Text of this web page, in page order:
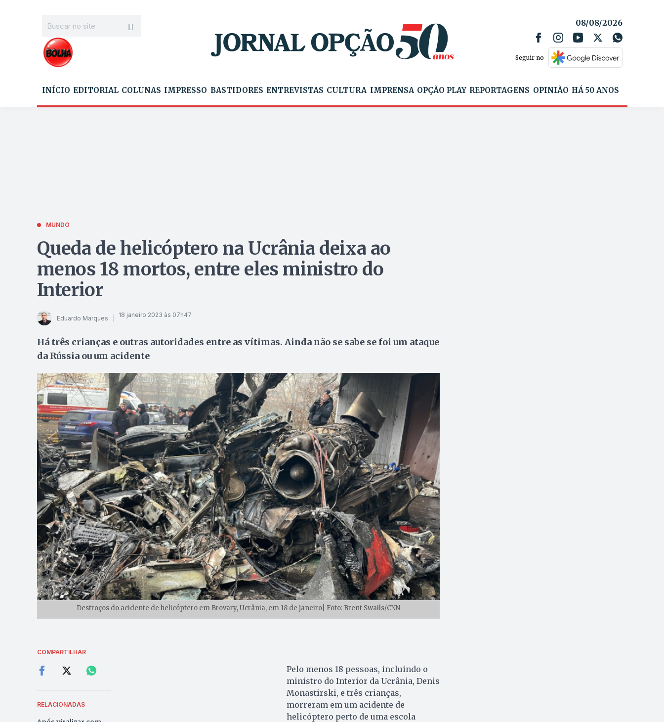
08/08/2026
Seguir no
INÍCIO EDITORIAL COLUNAS IMPRESSO BASTIDORES ENTREVISTAS CULTURA IMPRENSA OPÇÃO PLAY REPORTAGENS OPINIÃO HÁ 50 ANOS
MUNDO
Queda de helicóptero na Ucrânia deixa ao
menos 18 mortos, entre eles ministro do
Interior
Eduardo Marques 18 janeiro 2023 às 07h47
Há três crianças e outras autoridades entre as vítimas. Ainda não se sabe se foi um ataque
da Rússia ou um acidente
Destroços do acidente de helicóptero em Brovary, Ucrânia, em 18 de janeiro| Foto: Brent Swails/CNN
COMPARTILHAR
RELACIONADAS
Pelo menos 18 pessoas, incluindo o
ministro do Interior da Ucrânia, Denis
Monastirski, e três crianças,
morreram em um acidente de
helicóptero perto de uma escola